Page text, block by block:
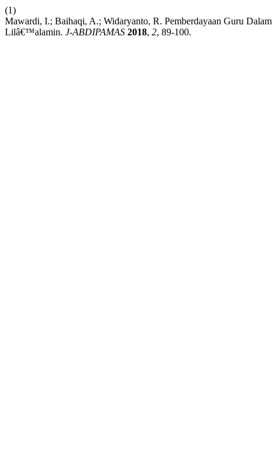
(1)
Mawardi, I.; Baihaqi, A.; Widaryanto, R. Pemberdayaan Guru
Lilâ€™alamin. J-ABDIPAMAS 2018, 2, 89-100.